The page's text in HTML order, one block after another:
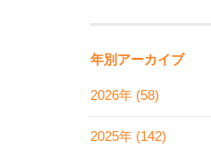
年別アーカイブ
2026年 (58)
2025年 (142)